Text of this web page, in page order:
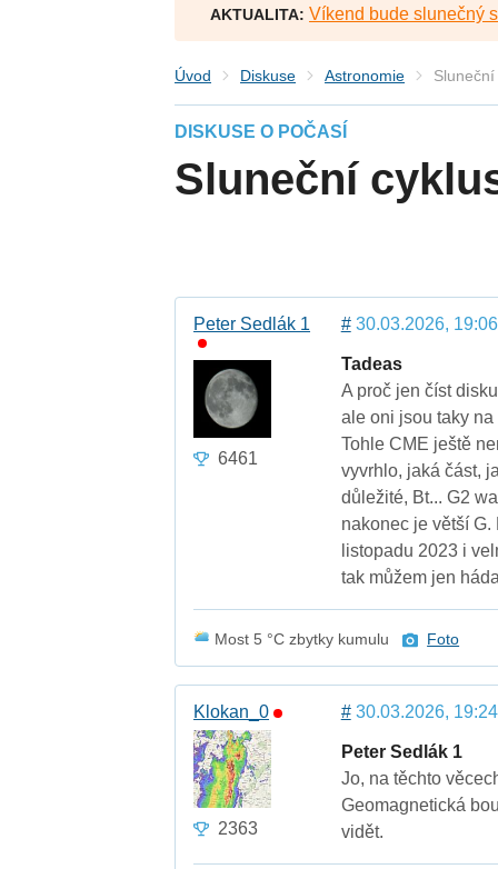
AKTUALITA: Víkend bude slunečný
Úvod Diskuse Astronomie
DISKUSE O POČASÍ
Sluneční
Peter Sedlák 1
6461
#30.03.2026, 19:06
Tadeas
A proč jen číst
ale oni jsou taky
Tohle CME ještě
vyvrhlo, jaká část,
důležité, Bt... G2
nakonec je větší
listopadu 2023 i
tak můžem jen
Most 5 °C zbytky kumulu Foto
Klokan_0
2363
#30.03.2026, 19:24
Peter Sedlák 1
Jo, na těchto
Geomagnetická
vidět.